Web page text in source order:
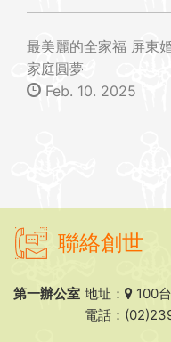
最美麗的全家福 屏東
家庭圓夢
Feb. 10. 2025
聯絡創世
第一辦公室 地址：
100
電話：